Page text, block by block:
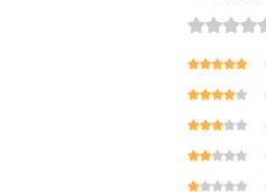
小柄で身
ずっと見